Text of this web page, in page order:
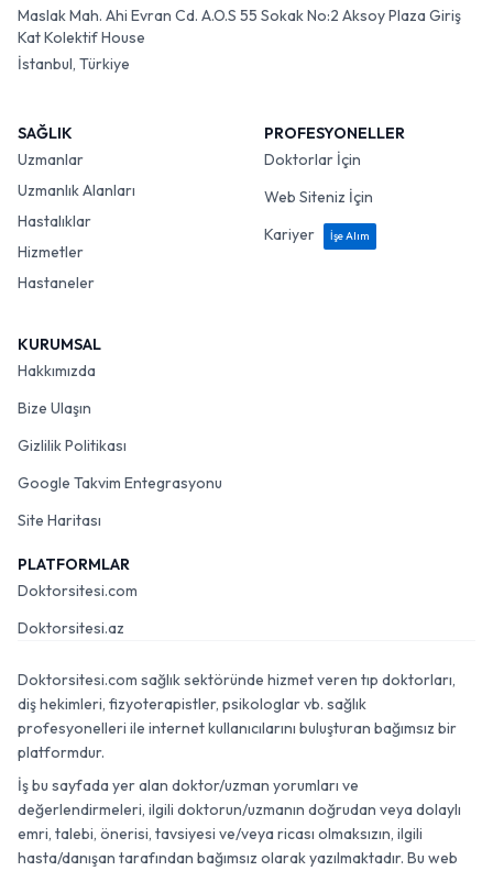
Maslak Mah. Ahi Evran Cd. A.O.S 55 Sokak No:2 Aksoy Plaza Giriş
Kat Kolektif House
İstanbul, Türkiye
SAĞLIK
Uzmanlar
Uzmanlık Alanları
Hastalıklar
Hizmetler
Hastaneler
PROFESYONELLER
Doktorlar İçin
Web Siteniz İçin
Kariyer
İşe Alım
KURUMSAL
Hakkımızda
Bize Ulaşın
Gizlilik Politikası
Google Takvim Entegrasyonu
Site Haritası
PLATFORMLAR
Doktorsitesi.com
Doktorsitesi.az
Doktorsitesi.com sağlık sektöründe hizmet veren tıp doktorları,
diş hekimleri, fizyoterapistler, psikologlar vb. sağlık
profesyonelleri ile internet kullanıcılarını buluşturan bağımsız bir
platformdur.
İş bu sayfada yer alan doktor/uzman yorumları ve
değerlendirmeleri, ilgili doktorun/uzmanın doğrudan veya dolaylı
emri, talebi, önerisi, tavsiyesi ve/veya ricası olmaksızın, ilgili
hasta/danışan tarafından bağımsız olarak yazılmaktadır. Bu web